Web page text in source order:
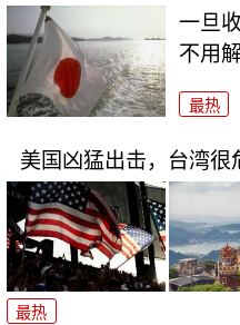
一旦
不用
最热
美国凶猛出击，台湾很
最热